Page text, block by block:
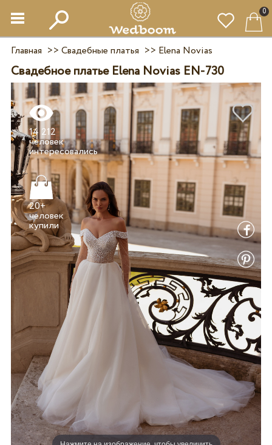
0
Главная >> Свадебные платья >> Elena Novias
Свадебное платье Elena Novias EN-730
14 212
человек
интересовались
20+
человек
купили